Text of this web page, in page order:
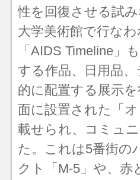
性を回復させる試
大学美術館で行な
「AIDS Timeline」
する作品、日用品
的に配置する展示
面に設置された「
載せられ、コミュ
た。これは5番街の
クト「M-5」や、